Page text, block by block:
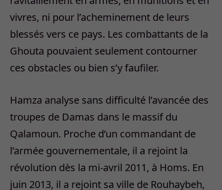
vivres, ni pour l’acheminement de leurs
blessés vers ce pays. Les combattants de la
Ghouta pouvaient seulement contourner
ces obstacles ou bien s’y faufiler.
Hamza analyse sans difficulté l’avancée des
troupes de Damas dans le massif du
Qalamoun. Proche d’un commandant de
l’armée gouvernementale, il a rejoint la
révolution dès la mi-avril 2011, à Homs. En
juin 2013, il a rejoint sa ville de Rouhaybeh,